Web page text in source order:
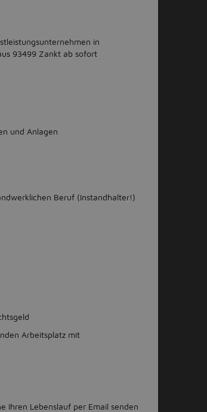
in
93499 Zankt ab sofort
und Anlagen
Beruf (Instandhalter!)
Arbeitsplatz mit
Ihren Lebenslauf per Email senden